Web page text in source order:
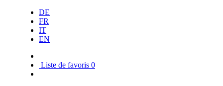
DE
FR
IT
EN
Liste de favoris 0